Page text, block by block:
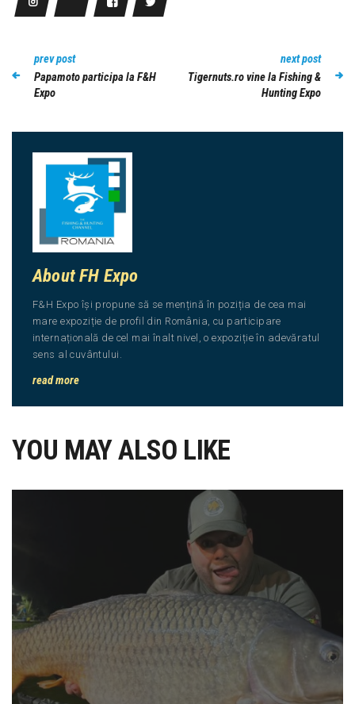
prev post
Papamoto participa la F&H
Expo
next post
Tigernuts.ro vine la Fishing &
Hunting Expo
About FH Expo
F&H Expo își propune să se mențină în poziția de cea mai
mare expoziție de profil din România, cu participare
internațională de cel mai înalt nivel, o expoziție în adevăratul
sens al cuvântului.
read more
YOU MAY ALSO LIKE